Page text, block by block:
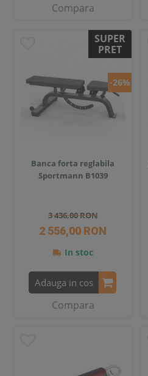
Compara
SUPER
PRET
-26%
Banca forta reglabila
Sportmann B1039
3 436,00 RON
2 556,00 RON
In stoc
Adauga in cos
Compara